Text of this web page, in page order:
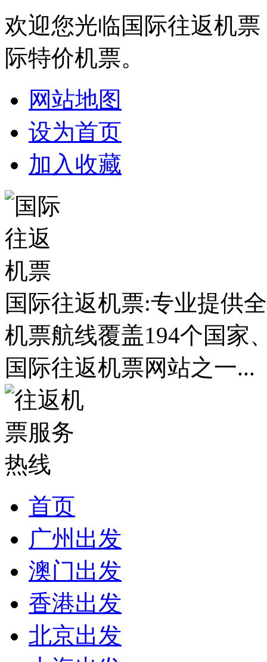
欢迎您光临国际往返机
际特价机票。
网站地图
设为首页
加入收藏
国际往返机票:专业提供
机票航线覆盖194个国家
国际往返机票网站之一...
首页
广州出发
澳门出发
香港出发
北京出发